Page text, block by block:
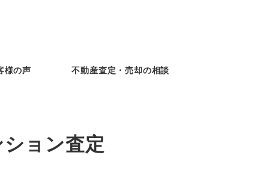
様の声 不動産査定・売却の相談
ョン査定